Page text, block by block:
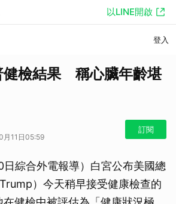
以LINE開啟
登入
健檢結果 稱心臟年齡堪
月11日05:59
訂閱
日綜合外電報導）白宮公布美國總
）今天稍早接受健康檢查的